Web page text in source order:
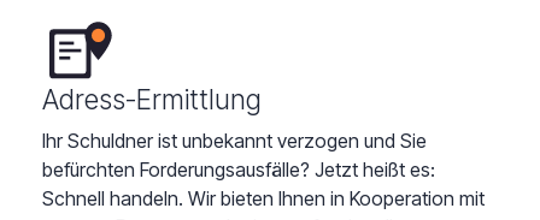
Adress-Ermittlung
Ihr Schuldner ist unbekannt verzogen und Sie
befürchten Forderungsausfälle? Jetzt heißt es:
Schnell handeln. Wir bieten Ihnen in Kooperation mit